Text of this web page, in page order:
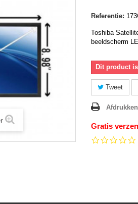
Referentie:
Toshiba
beeldscherm
Dit product
Tweet
Afdrukken
Gratis